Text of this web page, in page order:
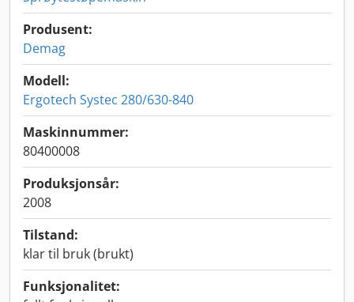
Produsent:
Demag
Modell:
Ergotech Systec 280/630-840
Maskinnummer:
80400008
Produksjonsår:
2008
Tilstand:
klar til bruk (brukt)
Funksjonalitet: